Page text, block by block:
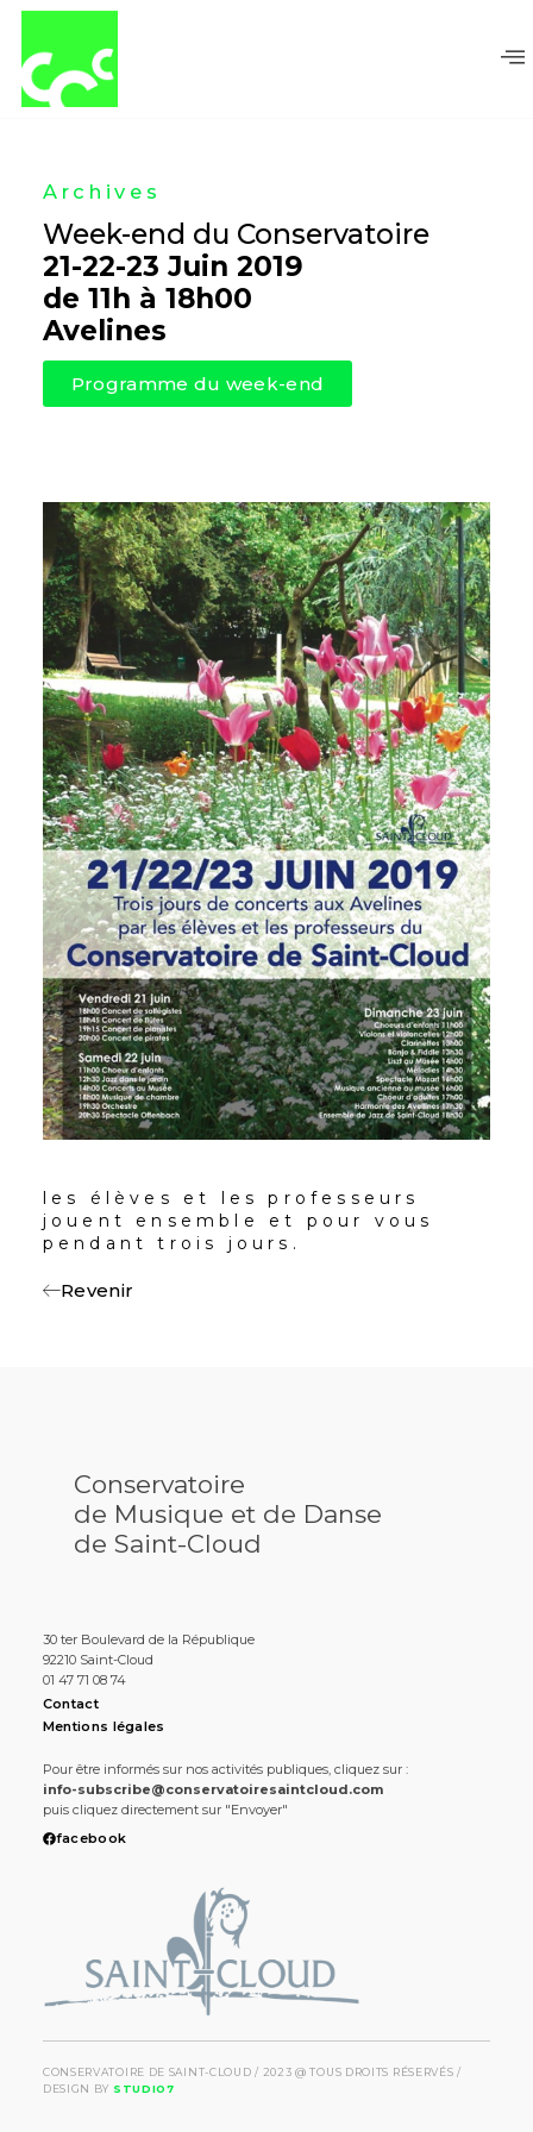
Archives
Week-end du Conservatoire
21-22-23 Juin 2019
de 11h à 18h00
Avelines
Programme du week-end
les élèves et les professeurs
jouent ensemble et pour vous
pendant trois jours.
Revenir
Conservatoire
de Musique et de Danse
de Saint-Cloud
30 ter Boulevard de la République
92210 Saint-Cloud
01 47 71 08 74
Contact
Mentions légales
Pour être informés sur nos activités publiques, cliquez sur :
info-subscribe@conservatoiresaintcloud.com
puis cliquez directement sur "Envoyer"
facebook
CONSERVATOIRE DE SAINT-CLOUD / 2023 @ TOUS DROITS RÉSERVÉS /
DESIGN BY STUDIO7